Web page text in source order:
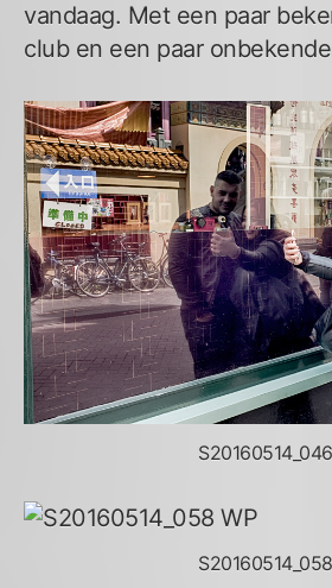
vandaag. Met een paar
club en een paar
S20160514_046
S20160514_058